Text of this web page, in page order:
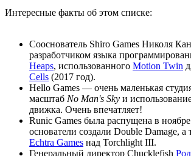
Интересные факты об этом списке:
Сооснователь Shiro Games Николя
разработчиком языка
Heaps, использованного Motion Twin
Cells (2017 год).
Hello Games — очень маленькая
масштаб No Man's Sky и
движка. Очень впечатляет!
Runic Games была распущена в
основатели создали Double Damage, а
Echtra Games над Torchlight III.
Генеральный директор Chucklefish